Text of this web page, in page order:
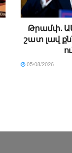
Թրամփ․
շատ լավ
05/08/2026